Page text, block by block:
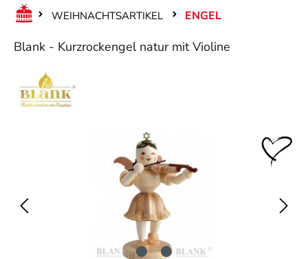
WEIHNACHTSARTIKEL ENGEL
Blank - Kurzrockengel natur mit Violine
Bildergalerie überspringen